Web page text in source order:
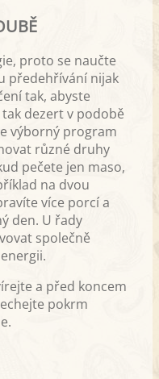
nebo v nich
proto se naučte
předehřívání nijak
tak, abyste
dezert v podobě
výborný program
různé druhy
pečete jen maso,
na dvou
více porcí a
den. U řady
společně
a před koncem
pokrm